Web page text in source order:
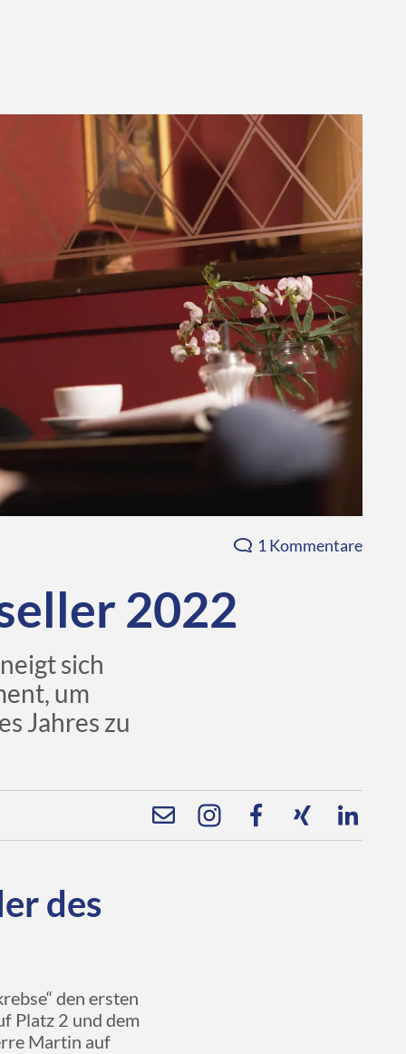
1 Kommentare
2022
sich
um
Jahres zu
des
den ersten
Platz 2 und dem
Martin auf